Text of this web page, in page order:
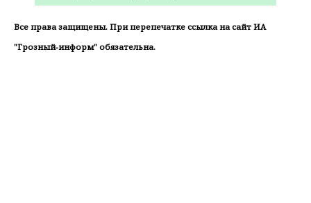
Все права защищены. При перепечатке ссылка на сайт ИА
"Грозный-информ" обязательна.